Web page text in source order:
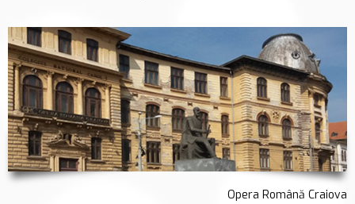
Opera Română Craiova